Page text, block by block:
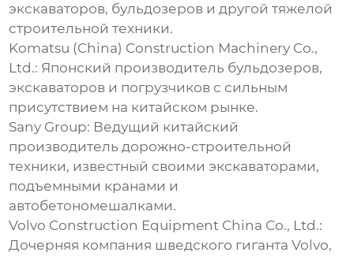
экскаваторов, бульдозеров и другой тяжелой
строительной техники.
Komatsu (China) Construction Machinery Co.,
Ltd.: Японский производитель бульдозеров,
экскаваторов и погрузчиков с сильным
присутствием на китайском рынке.
Sany Group: Ведущий китайский
производитель дорожно-строительной
техники, известный своими экскаваторами,
подъемными кранами и
автобетономешалками.
Volvo Construction Equipment China Co., Ltd.:
Дочерняя компания шведского гиганта Volvo,